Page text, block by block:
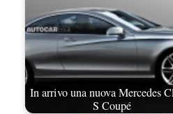
In arrivo una nuova Mercedes
S Coupé